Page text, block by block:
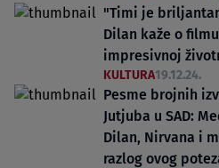
"Timi je
Dilan kaže o
impresivnoj
KULTURA19.12.24.
Pesme brojnih
Jutjuba u SAD:
Dilan, Nirvana i
razlog ovog